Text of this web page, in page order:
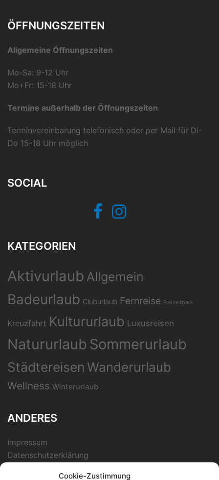
Cookie-Zustimmung
ÖFFNUNGSZEITEN
Allgemeine Öffnungszeiten
Mo-Sa: 9-12 Uhr
Mo+Fr: 15-18 Uhr
Termine außerhalb der Öffnungszeiten
Terminvereinbarung telefonisch oder per Mail für Di-
Do 15-18 Uhr möglich
SOCIAL
FacebookInstagram
KATEGORIEN
Aktivurlaub Allgemein
Badeurlaub Cluburlaub Fernreise Freizeitpark
Kreuzfahrt Kultururlaub Luxusreisen
Natururlaub Sommerurlaub
Städtereisen Wanderurlaub
Wellness Winterurlaub
ANDERES
Impressum
Datenschutzerklärung